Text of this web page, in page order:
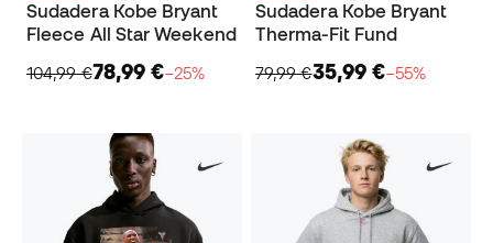
Sudadera Kobe Bryant
Fleece All Star Weekend
104,99 €78,99 €−25%
Sudadera Kobe Bryant
Therma-Fit Fund
79,99 €35,99 €−55%